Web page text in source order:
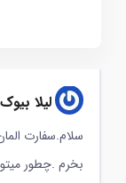
لیلا بیوک
سلام.سفارت
بخرم .چطور